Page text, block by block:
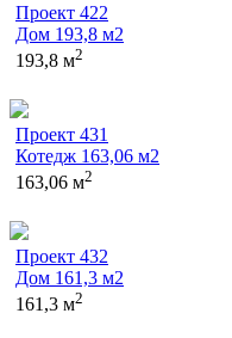
Проект 422
Дом 193,8 м2
193,8 м2
Проект 431
Котедж 163,06 м2
163,06 м2
Проект 432
Дом 161,3 м2
161,3 м2